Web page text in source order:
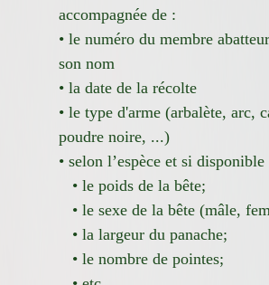
accompagnée de :
• le numéro du membre
son nom
• la date de la récolte
• le type d'arme (arbalète, arc,
poudre noire, ...)
• selon l’espèce et si disponible
• le poids de la bête;
• le sexe de la bête (mâle,
• la largeur du panache;
• le nombre de pointes;